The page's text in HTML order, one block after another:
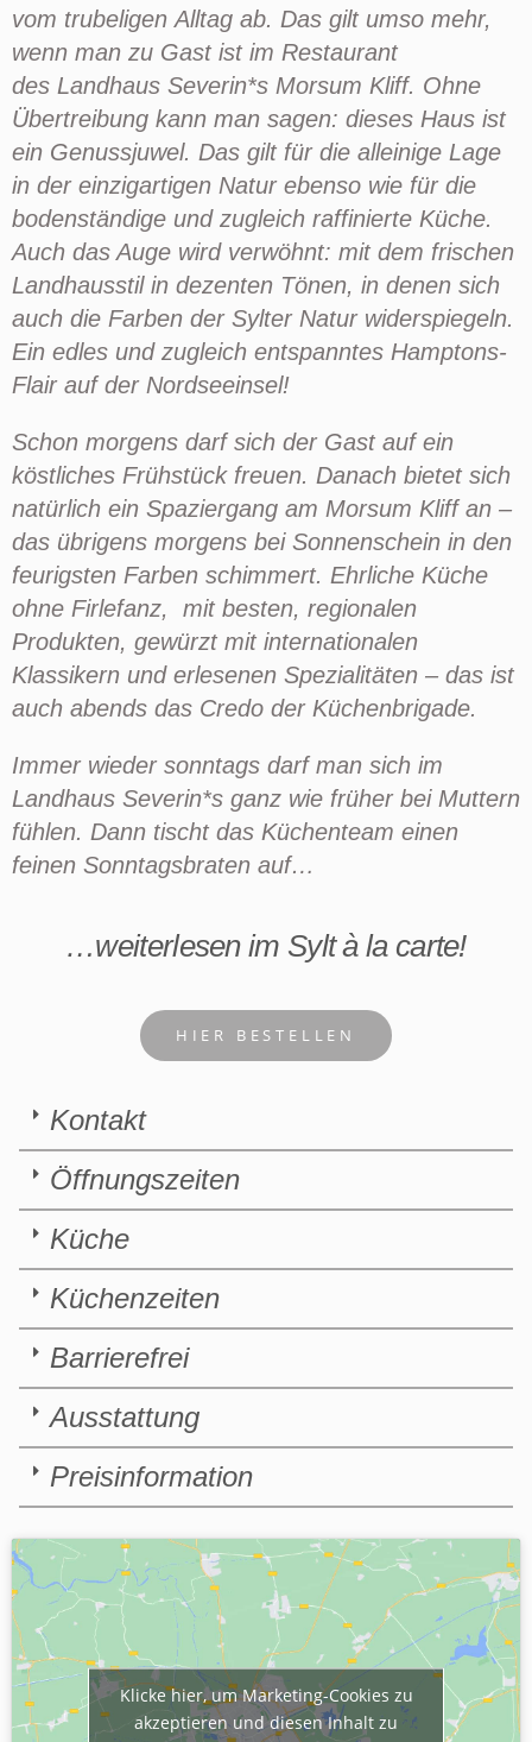
vom trubeligen Alltag ab. Das gilt umso mehr,
wenn man zu Gast ist im Restaurant
des Landhaus Severin*s Morsum Kliff. Ohne
Übertreibung kann man sagen: dieses Haus ist
ein Genussjuwel. Das gilt für die alleinige Lage
in der einzigartigen Natur ebenso wie für die
bodenständige und zugleich raffinierte Küche.
Auch das Auge wird verwöhnt: mit dem frischen
Landhausstil in dezenten Tönen, in denen sich
auch die Farben der SylterNatur widerspiegeln.
Ein edles und zugleich entspanntes Hamptons-
Flair auf der Nordseeinsel!
Schon morgens darf sich der Gast auf ein
köstliches Frühstück freuen. Danach bietet sich
natürlich ein Spaziergang am Morsum Kliff an –
das übrigens morgens bei Sonnenschein in den
feurigsten Farben schimmert. Ehrliche Küche
ohne Firlefanz, mit besten, regionalen
Produkten, gewürzt mit internationalen
Klassikern und erlesenen Spezialitäten – das ist
auch abends das Credo der Küchenbrigade.
Immer wieder sonntags darf man sich im
Landhaus Severin*s ganz wie früher bei Muttern
fühlen. Dann tischt das Küchenteam einen
feinen Sonntagsbraten auf…
…weiterlesen im Sylt à la carte!
HIER BESTELLEN
Kontakt
Öffnungszeiten
Küche
Küchenzeiten
Barrierefrei
Ausstattung
Preisinformation
Klicke hier, um Marketing-Cookies zu
akzeptieren und diesen Inhalt zu